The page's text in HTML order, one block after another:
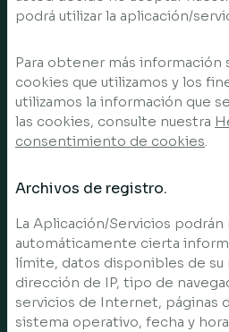
podrá utilizar la aplicación/
Para obtener más
cookies que utilizamos y los
utilizamos la información que
las cookies, consulte nuestra
consentimiento de cookies.
Archivos de registro.
La Aplicación/Servicios
automáticamente cierta
límite, datos disponibles de
dirección de IP, tipo de
servicios de Internet, páginas
sistema operativo, fecha y